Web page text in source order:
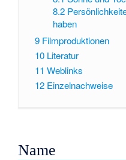
8.2
haben
9 Filmproduktionen
10 Literatur
11 Weblinks
12 Einzelnachweise
Name